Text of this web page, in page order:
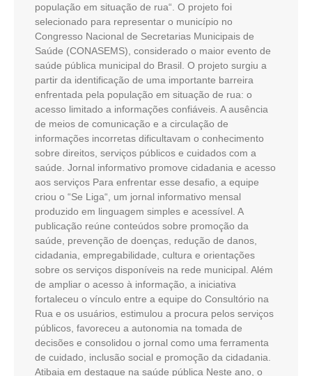
população em situação de rua“. O projeto foi
selecionado para representar o município no
Congresso Nacional de Secretarias Municipais de
Saúde (CONASEMS), considerado o maior evento de
saúde pública municipal do Brasil. O projeto surgiu a
partir da identificação de uma importante barreira
enfrentada pela população em situação de rua: o
acesso limitado a informações confiáveis. A ausência
de meios de comunicação e a circulação de
informações incorretas dificultavam o conhecimento
sobre direitos, serviços públicos e cuidados com a
saúde. Jornal informativo promove cidadania e acesso
aos serviços Para enfrentar esse desafio, a equipe
criou o “Se Liga“, um jornal informativo mensal
produzido em linguagem simples e acessível. A
publicação reúne conteúdos sobre promoção da
saúde, prevenção de doenças, redução de danos,
cidadania, empregabilidade, cultura e orientações
sobre os serviços disponíveis na rede municipal. Além
de ampliar o acesso à informação, a iniciativa
fortaleceu o vínculo entre a equipe do Consultório na
Rua e os usuários, estimulou a procura pelos serviços
públicos, favoreceu a autonomia na tomada de
decisões e consolidou o jornal como uma ferramenta
de cuidado, inclusão social e promoção da cidadania.
Atibaia em destaque na saúde pública Neste ano, o